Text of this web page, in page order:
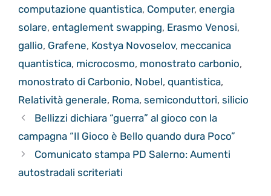
computazione quantistica, Computer, energia
solare, entaglement swapping, Erasmo Venosi,
gallio, Grafene, Kostya Novoselov, meccanica
quantistica, microcosmo, monostrato carbonio,
monostrato di Carbonio, Nobel, quantistica,
Relatività generale, Roma, semiconduttori, silicio
Bellizzi dichiara “guerra” al gioco con la
campagna “Il Gioco è Bello quando dura Poco”
Comunicato stampa PD Salerno: Aumenti
autostradali scriteriati